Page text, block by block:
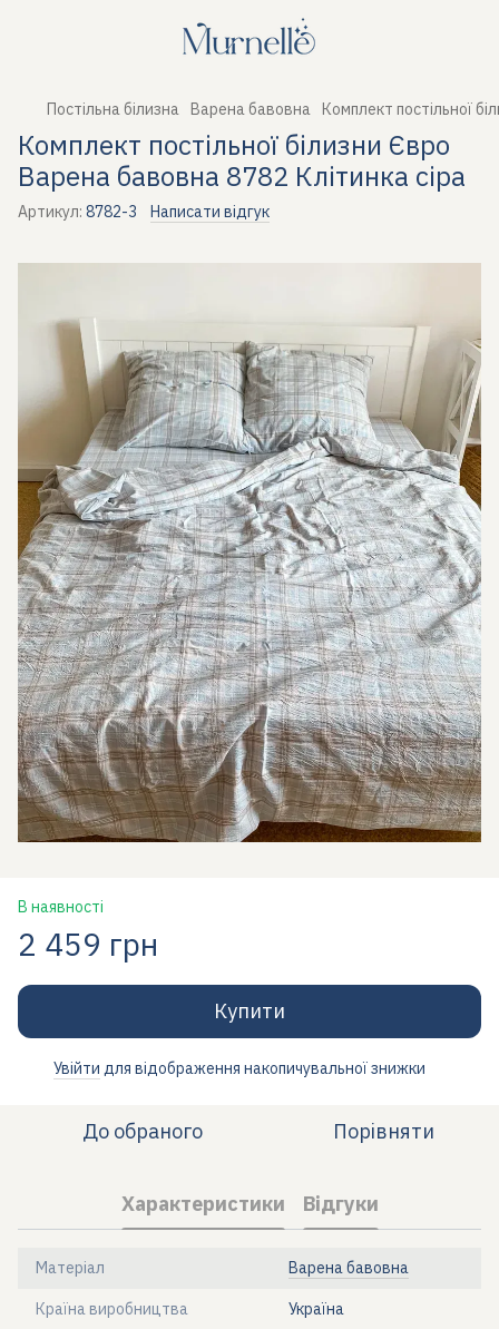
Постільна білизна Варена бавовна Комплект постільної
Комплект постільної білизни Євро
Варена бавовна 8782 Клітинка сіра
Артикул: 8782-3 Написати відгук
В наявності
2 459 грн
Купити
Увійти для відображення накопичувальної знижки
До обраного Порівняти
Характеристики Відгуки
Матеріал Варена бавовна
Країна виробництва Україна